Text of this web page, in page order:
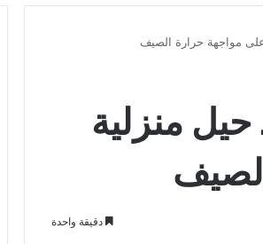
مواجهة حرارة الصيف
منزلية
دقيقة واحدة